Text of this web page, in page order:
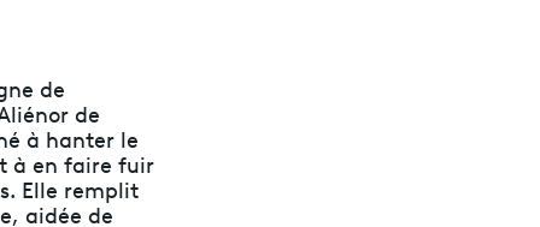
de
de
à hanter le
à en faire fuir
Elle remplit
aidée de